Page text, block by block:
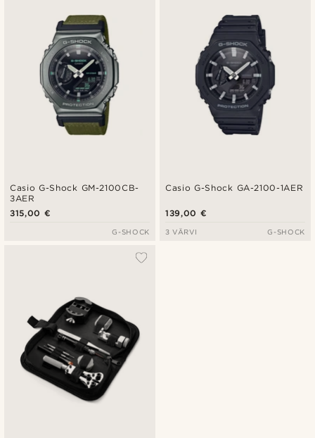
Casio G-Shock GM-2100CB-
3AER
315,00 €
G-SHOCK
Casio G-Shock GA-2100-1AER
139,00 €
3 VÄRVI G-SHOCK